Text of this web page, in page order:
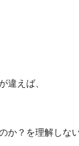
えば、
？を理解しない